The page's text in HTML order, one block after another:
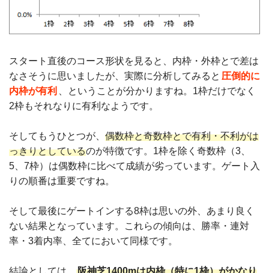
スタート直後のコース形状を見ると、内枠・外枠とで差は
なさそうに思いましたが、実際に分析してみると 圧倒的に
内枠が有利
、ということが分かりますね。1枠だけでなく
2枠もそれなりに有利なようです。
そしてもうひとつが、 偶数枠と奇数枠とで有利・不利がは
っきりとしているのが特徴です。1枠を除く奇数枠（3、
5、7枠）は偶数枠に比べて成績が劣っています。ゲート入
りの順番は重要ですね。
そして最後にゲートインする8枠は思いの外、あまり良く
ない結果となっています。これらの傾向は、勝率・連対
率・3着内率、全てにおいて同様です。
結論としては、 阪神芝1400mは内枠（特に1枠）がかなり